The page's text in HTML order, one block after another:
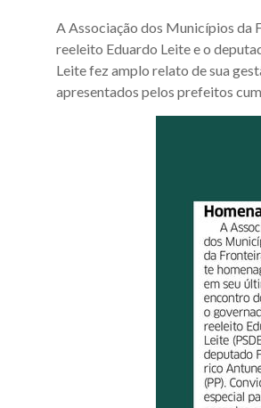
Oeste
–
RS
A Associação dos Municípios da
reeleito Eduardo Leite e o
Leite fez amplo relato de sua
apresentados pelos prefeitos